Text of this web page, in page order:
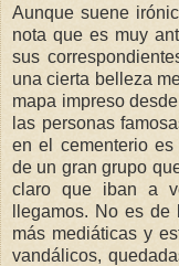
Aunque suene
nota que es muy
sus
una cierta belleza
mapa impreso
las personas
en el cementerio
de un gran grupo
claro que iban a
llegamos. No es
más mediáticas y
vandálicos,